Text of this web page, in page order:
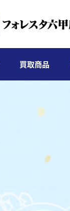
買取商品